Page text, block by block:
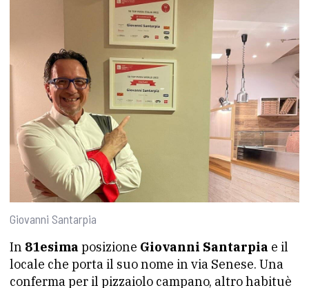
Giovanni Santarpia
In 81esima posizione Giovanni Santarpia e il
locale che porta il suo nome in via Senese. Una
conferma per il pizzaiolo campano, altro habituè